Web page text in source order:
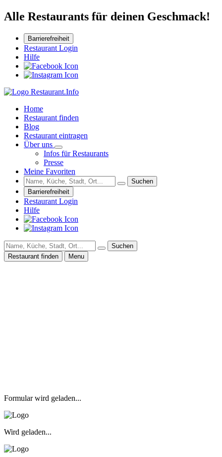
Alle Restaurants für deinen Geschmack!
Barrierefreiheit
Restaurant Login
Hilfe
Home
Restaurant finden
Blog
Restaurant eintragen
Über uns
Infos für Restaurants
Presse
Meine Favoriten
Suchen
Barrierefreiheit
Restaurant Login
Hilfe
Suchen
Restaurant finden
Menu
Formular wird geladen...
Wird geladen...